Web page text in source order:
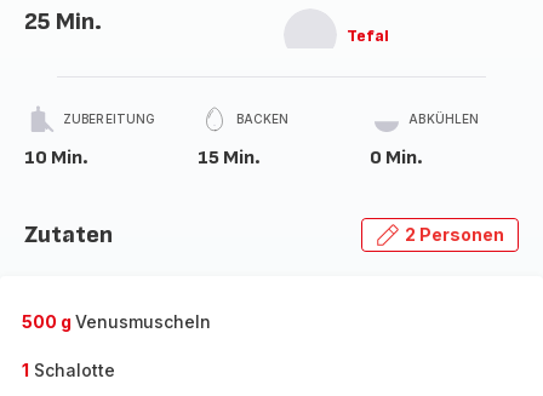
25 Min. Tefal
ZUBEREITUNG
10 Min.
BACKEN
15 Min.
ABKÜHLEN
0 Min.
Zutaten 2 Personen
500 g Venusmuscheln
1 Schalotte